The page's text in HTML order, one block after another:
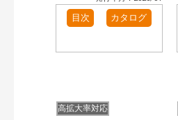
目次 カタログ
高拡大率対応